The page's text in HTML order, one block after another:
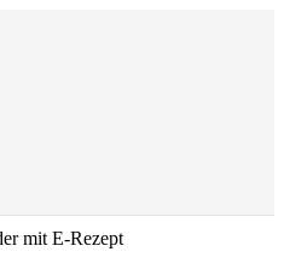
mit E-Rezept